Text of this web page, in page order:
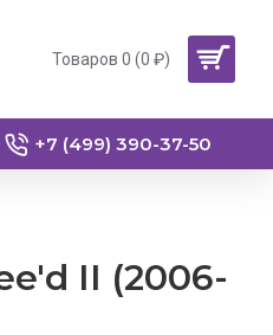
Товаров 0 (0 ₽)
+7 (499) 390-37-50
II (2006-